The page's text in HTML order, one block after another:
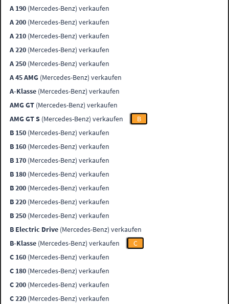
A 190 (Mercedes-Benz) verkaufen
A 200 (Mercedes-Benz) verkaufen
A 210 (Mercedes-Benz) verkaufen
A 220 (Mercedes-Benz) verkaufen
A 250 (Mercedes-Benz) verkaufen
A 45 AMG (Mercedes-Benz) verkaufen
A-Klasse (Mercedes-Benz) verkaufen
AMG GT (Mercedes-Benz) verkaufen
AMG GT S (Mercedes-Benz) verkaufen
B
B 150 (Mercedes-Benz) verkaufen
B 160 (Mercedes-Benz) verkaufen
B 170 (Mercedes-Benz) verkaufen
B 180 (Mercedes-Benz) verkaufen
B 200 (Mercedes-Benz) verkaufen
B 220 (Mercedes-Benz) verkaufen
B 250 (Mercedes-Benz) verkaufen
B Electric Drive (Mercedes-Benz) verkaufen
B-Klasse (Mercedes-Benz) verkaufen
C
C 160 (Mercedes-Benz) verkaufen
C 180 (Mercedes-Benz) verkaufen
C 200 (Mercedes-Benz) verkaufen
C 220 (Mercedes-Benz) verkaufen